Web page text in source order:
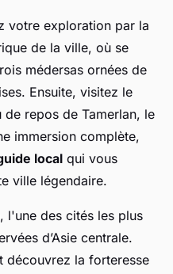
votre exploration par la
de la ville, où se
médersas ornées de
Ensuite, visitez le
de repos de Tamerlan, le
immersion complète,
local qui vous
ville légendaire.
, l'une des cités les plus
d’Asie centrale.
découvrez la forteresse